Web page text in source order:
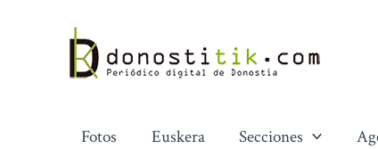
contenido
Fotos Euskera Secciones